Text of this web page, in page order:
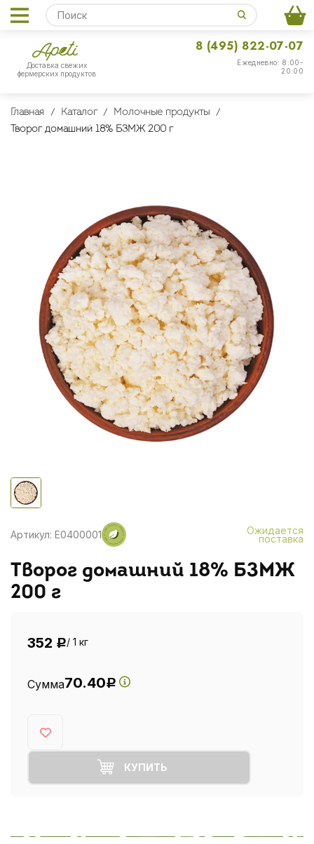
Доставка свежих
фермерских продуктов
Ежедневно: 8:00-
20:00
8 (495) 822-07-07
Главная Каталог
Молочные продукты
Творог домашний 18% БЗМЖ 200 г
Артикул: E0400001 Ожидается
поставка
Творог домашний 18% БЗМЖ
200 г
352 Р/ 1 кг
Сумма70.40Р
КУПИТЬ